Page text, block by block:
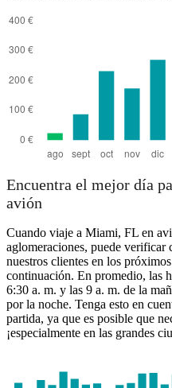
Encuentra el mejor día
avión
Cuando viaje a Miami, FL en
aglomeraciones, puede verificar
nuestros clientes en los
continuación. En promedio, las
6:30 a. m. y las 9 a. m. de la
por la noche. Tenga esto en
partida, ya que es posible que
¡especialmente en las grandes